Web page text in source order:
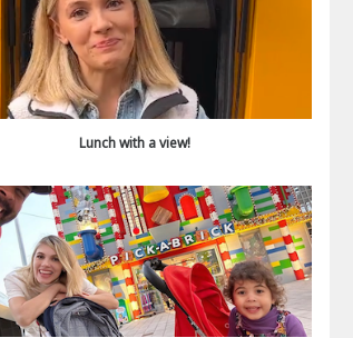
Lunch with a view!